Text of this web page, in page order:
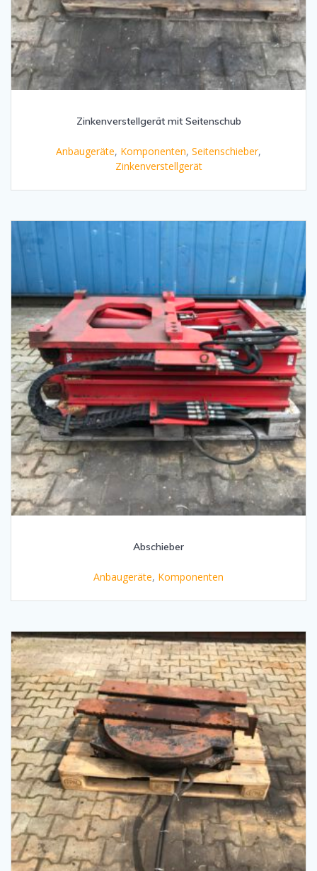
Zinkenverstellgerät mit Seitenschub
Anbaugeräte, Komponenten, Seitenschieber,
Zinkenverstellgerät
Abschieber
Anbaugeräte, Komponenten